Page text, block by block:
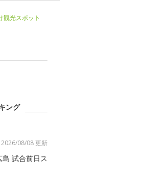
観光スポット
ング
2026/08/08 更新
試合前日ス